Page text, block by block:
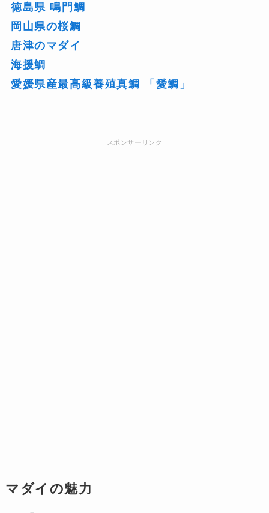
徳島県 鳴門鯛
岡山県の桜鯛
唐津のマダイ
海援鯛
愛媛県産最高級養殖真鯛 「愛鯛」
スポンサーリンク
マダイの魅力